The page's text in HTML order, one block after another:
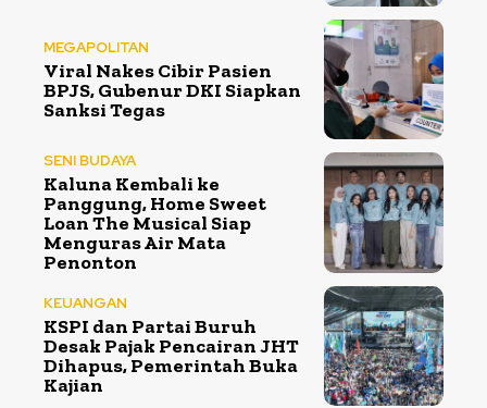
MEGAPOLITAN
Viral Nakes Cibir Pasien
BPJS, Gubenur DKI Siapkan
Sanksi Tegas
SENI BUDAYA
Kaluna Kembali ke
Panggung, Home Sweet
Loan The Musical Siap
Menguras Air Mata
Penonton
KEUANGAN
KSPI dan Partai Buruh
Desak Pajak Pencairan JHT
Dihapus, Pemerintah Buka
Kajian